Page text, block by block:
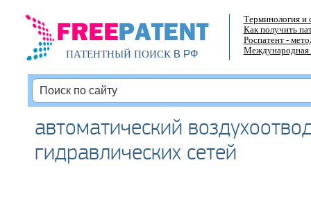
ПАТЕНТНЫЙ ПОИСКВ РФ
Терминология и
Как получить
Роспатент -
Международная
автоматический
гидравлических сетей